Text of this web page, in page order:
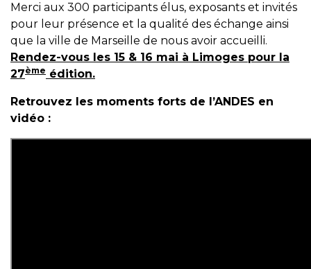
Merci aux 300 participants élus, exposants et invités
pour leur présence et la qualité des échange ainsi
que la ville de Marseille de nous avoir accueilli.
Rendez-vous les 15 & 16 mai à Limoges pour la
27ème édition.
Retrouvez les moments forts de l’ANDES en
vidéo :